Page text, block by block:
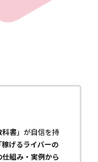
科書」が自信を持
稼げるライバーの
組み・実例から